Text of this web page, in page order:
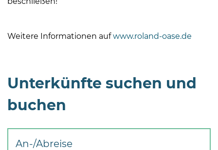
Weitere Informationen aufwww.roland-oase.de
Unterkünfte suchen und
buchen
An-/Abreise